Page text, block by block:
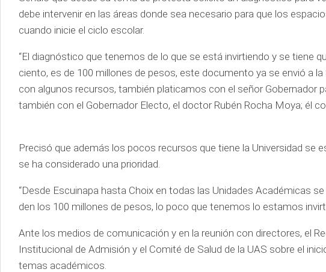
debe intervenir en las áreas donde sea necesario para que los
cuando inicie el ciclo escolar.
“El diagnóstico que tenemos de lo que se está invirtiendo y se tiene
ciento, es de 100 millones de pesos, este documento ya se envió a
con algunos recursos, también platicamos con el señor Gobernador
también con el Gobernador Electo, el doctor Rubén Rocha Moya; él
Precisó que además los pocos recursos que tiene la Universidad se
se ha considerado una prioridad.
“Desde Escuinapa hasta Choix en todas las Unidades Académicas
den los 100 millones de pesos, lo poco que tenemos lo estamos
Ante los medios de comunicación y en la reunión con directores, el
Institucional de Admisión y el Comité de Salud de la UAS sobre el
temas académicos.